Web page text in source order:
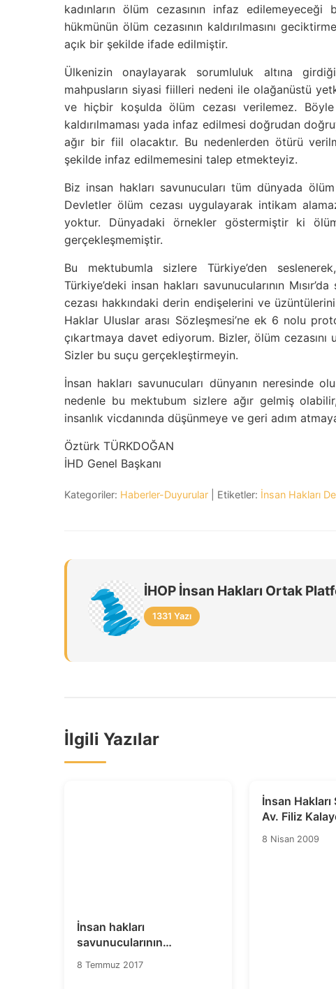
kadınların ölüm cezasının infaz
hükmünün ölüm cezasının kaldırılmasını
açık bir şekilde ifade edilmiştir.
Ülkenizin onaylayarak sorumluluk altına
mahpusların siyasi fiilleri nedeni ile olağanüstü
ve hiçbir koşulda ölüm cezası verilemez.
kaldırılmaması yada infaz edilmesi doğrudan
ağır bir fiil olacaktır. Bu nedenlerden ötürü
şekilde infaz edilmemesini talep etmekteyiz.
Biz insan hakları savunucuları tüm dünyada
Devletler ölüm cezası uygulayarak intikam
yoktur. Dünyadaki örnekler göstermiştir ki
gerçekleşmemiştir.
Bu mektubumla sizlere Türkiye’den
Türkiye’deki insan hakları savunucularının
cezası hakkındaki derin endişelerini ve
Haklar Uluslar arası Sözleşmesi’ne ek 6 nolu
çıkartmaya davet ediyorum. Bizler, ölüm
Sizler bu suçu gerçekleştirmeyin.
İnsan hakları savunucuları dünyanın neresinde
nedenle bu mektubum sizlere ağır gelmiş
insanlık vicdanında düşünmeye ve geri adım
Öztürk TÜRKDOĞAN
İHD Genel Başkanı
Kategoriler: Haberler-Duyurular | Etiketler: İnsan Hakları
İHOP İnsan Hakları Ortak
1331 Yazı
İlgili Yazılar
İnsan hakları
savunucularının
Büyükada’da katıldıkları
8 Temmuz 2017
İnsan
Av. Filiz
Bırakıldı!
8 Nisan 2009